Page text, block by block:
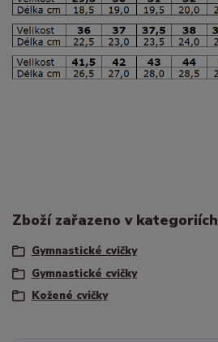
Zboží zařazeno v kategoriích
Gymnastické cvičky
Gymnastické cvičky
Kožené cvičky